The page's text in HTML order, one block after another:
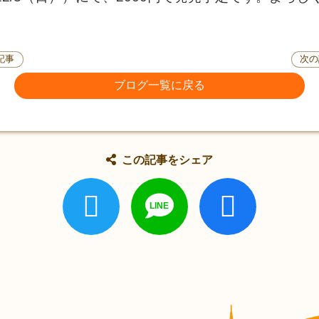
事
ブログ一覧に戻る
次
この記事をシェア